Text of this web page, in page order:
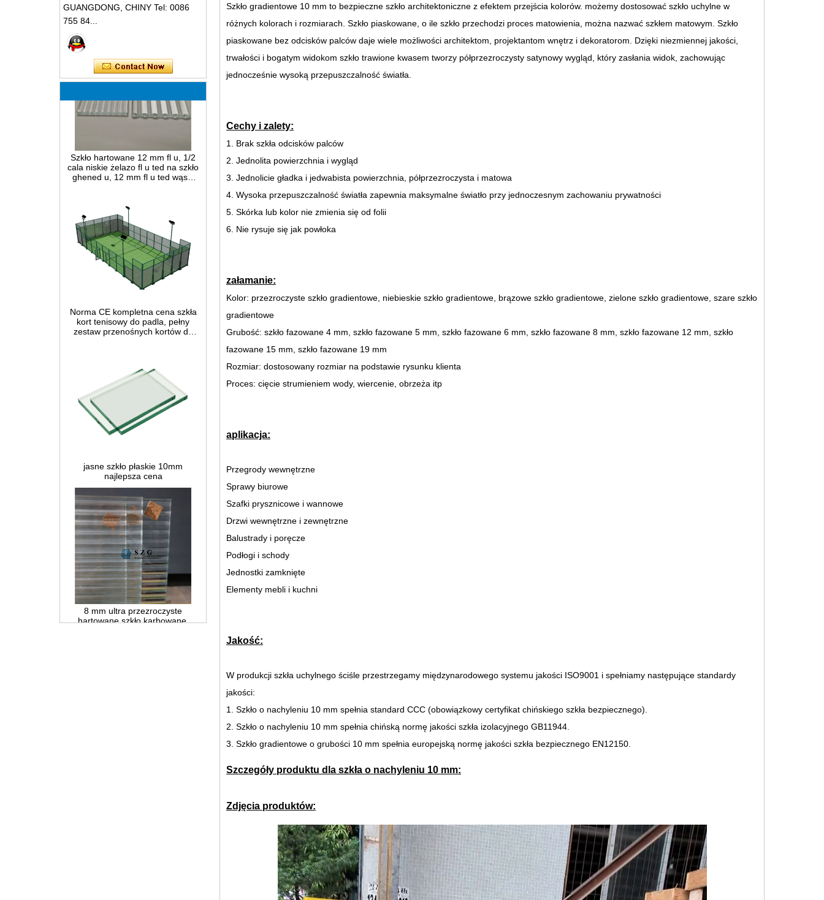
GUANGDONG, CHINY Tel: 0086
755 84...
ghened u, 12 mm fl u ted wąski
trzcinowy panel ze szkła
bezpiecznego do dekoracji wnętrz
Norma CE kompletna cena szkła
zestaw przenośnych kortów do
padla w Chinach, wewnętrzne i
zewnętrzne systemy budowy
8 mm ultra przezroczyste
hartowane szkło karbowane,
hartowane szkło trzcinowe z
dekoracją niskiego żelaza,
Szkło gradientowe 10 mm to bezpieczne szkło architektoniczne z efektem przejścia kolorów. możemy dostosować szkło uchylne w
różnych kolorach i rozmiarach. Szkło piaskowane, o ile szkło przechodzi proces matowienia, można nazwać szkłem matowym. Szkło
piaskowane bez odcisków palców daje wiele możliwości architektom, projektantom wnętrz i dekoratorom. Dzięki niezmiennej jakości,
trwałości i bogatym widokom szkło trawione kwasem tworzy półprzezroczysty satynowy wygląd, który zasłania widok, zachowując
jednocześnie wysoką przepuszczalność światła.
Cechy i zalety:
1. Brak szkła odcisków palców
2. Jednolita powierzchnia i wygląd
3. Jednolicie gładka i jedwabista powierzchnia, półprzezroczysta i matowa
4. Wysoka przepuszczalność światła zapewnia maksymalne światło przy jednoczesnym zachowaniu prywatności
5. Skórka lub kolor nie zmienia się od folii
6. Nie rysuje się jak powłoka
załamanie:
Kolor: przezroczyste szkło gradientowe, niebieskie szkło gradientowe, brązowe szkło gradientowe, zielone szkło gradientowe, szare szkło
gradientowe
Grubość: szkło fazowane 4 mm, szkło fazowane 5 mm, szkło fazowane 6 mm, szkło fazowane 8 mm, szkło fazowane 12 mm, szkło
fazowane 15 mm, szkło fazowane 19 mm
Rozmiar: dostosowany rozmiar na podstawie rysunku klienta
Proces: cięcie strumieniem wody, wiercenie, obrzeża itp
aplikacja:
Przegrody wewnętrzne
Sprawy biurowe
Szafki prysznicowe i wannowe
Drzwi wewnętrzne i zewnętrzne
Balustrady i poręcze
Podłogi i schody
Jednostki zamknięte
Elementy mebli i kuchni
Jakość:
W produkcji szkła uchylnego ściśle przestrzegamy międzynarodowego systemu jakości ISO9001 i spełniamy następujące standardy
jakości:
1. Szkło o nachyleniu 10 mm spełnia standard CCC (obowiązkowy certyfikat chińskiego szkła bezpiecznego).
2. Szkło o nachyleniu 10 mm spełnia chińską normę jakości szkła izolacyjnego GB11944.
3. Szkło gradientowe o grubości 10 mm spełnia europejską normę jakości szkła bezpiecznego EN12150.
Szczegóły produktu dla szkła o nachyleniu 10 mm:
Zdjęcia produktów: